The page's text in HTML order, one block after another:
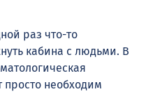
раз что-то
кабина с людьми. В
просто необходим